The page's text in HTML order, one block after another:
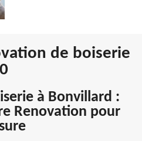
de boiserie
à Bonvillard :
Renovation pour